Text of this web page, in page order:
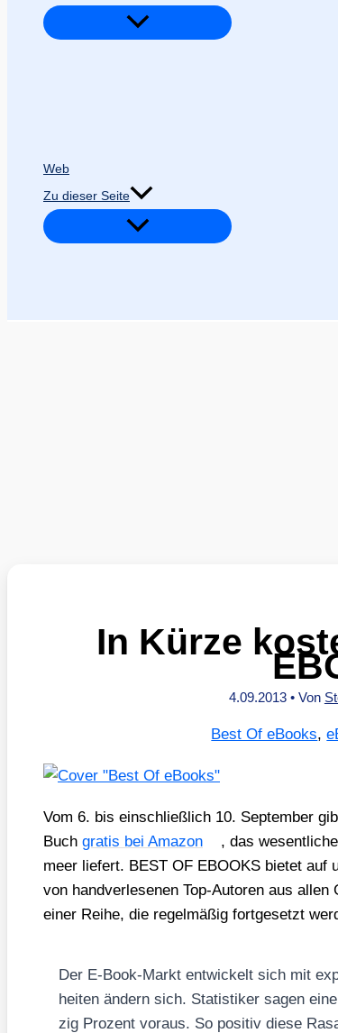
Web
Zu dieser Seite
In Kürze
4.09.2013 • Von
Best Of eBooks,
Vom 6. bis ein­schließ­lich 10. Sep­tem­ber
Buch gra­tis bei Ama­zon
, das
meer lie­fert. BEST OF EBOOKS bie­tet auf
von hand­ver­le­se­nen Top-Autoren aus
einer Rei­he, die regel­mä­ßig fort­ge­setzt
Der E‑Book-Markt ent­wi­ckelt sich mit
hei­ten ändern sich. Sta­tis­ti­ker sagen
zig Pro­zent vor­aus. So posi­tiv die­se